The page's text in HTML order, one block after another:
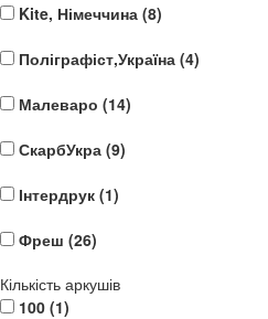
Kite, Німеччина (8)
Поліграфіст,Україна (4)
Малеваро (14)
СкарбУкра (9)
Інтердрук (1)
Фреш (26)
Кількість аркушів
100 (1)